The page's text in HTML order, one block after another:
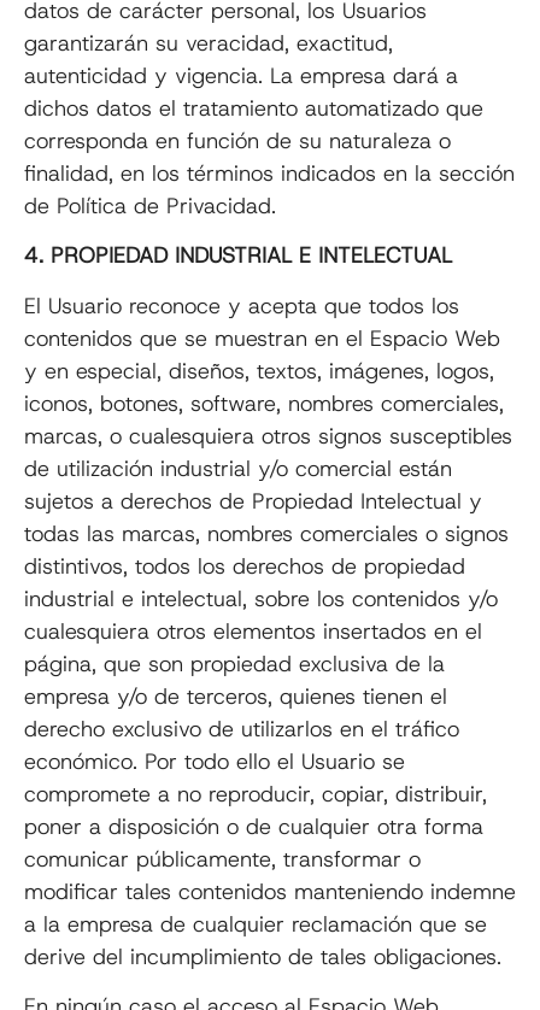
datos de carácter personal, los Usuarios
garantizarán su veracidad, exactitud,
autenticidad y vigencia. La empresa dará a
dichos datos el tratamiento automatizado que
corresponda en función de su naturaleza o
finalidad, en los términos indicados en la sección
de Política de Privacidad.
4. PROPIEDAD INDUSTRIAL E INTELECTUAL
El Usuario reconoce y acepta que todos los
contenidos que se muestran en el Espacio Web
y en especial, diseños, textos, imágenes, logos,
iconos, botones, software, nombres comerciales,
marcas, o cualesquiera otros signos susceptibles
de utilización industrial y/o comercial están
sujetos a derechos de Propiedad Intelectual y
todas las marcas, nombres comerciales o signos
distintivos, todos los derechos de propiedad
industrial e intelectual, sobre los contenidos y/o
cualesquiera otros elementos insertados en el
página, que son propiedad exclusiva de la
empresa y/o de terceros, quienes tienen el
derecho exclusivo de utilizarlos en el tráfico
económico. Por todo ello el Usuario se
compromete a no reproducir, copiar, distribuir,
poner a disposición o de cualquier otra forma
comunicar públicamente, transformar o
modificar tales contenidos manteniendo indemne
a la empresa de cualquier reclamación que se
derive del incumplimiento de tales obligaciones.